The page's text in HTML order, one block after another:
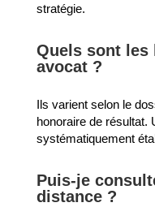
stratégie.
Quels sont les
avocat ?
Ils varient selon le
honoraire de résultat.
systématiquement
Puis-je
distance ?